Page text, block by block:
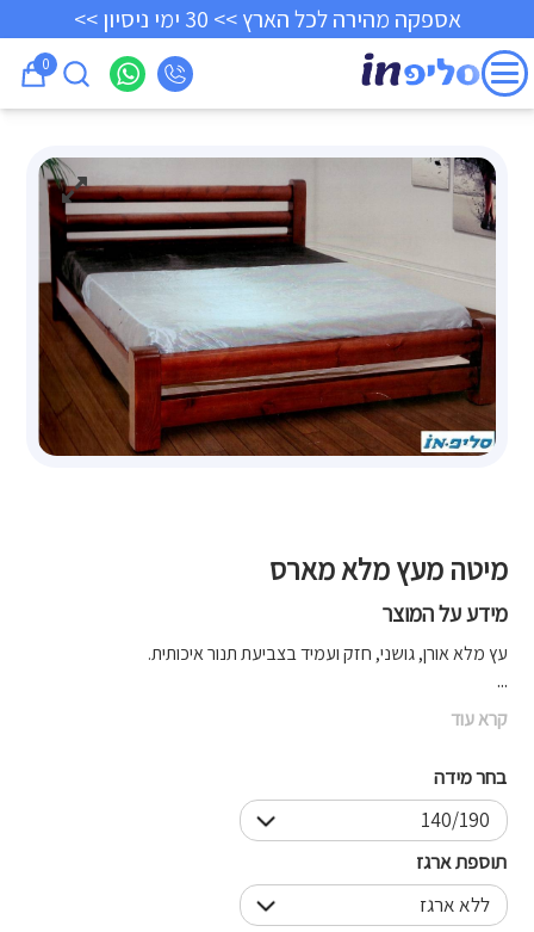
אספקה מהירה לכל הארץ >> 30 ימי ניסיון >>
0
מיטה מעץ מלא מארס
מידע על המוצר
עץ מלא אורן, גושני, חזק ועמיד בצביעת תנור איכותית.
...
קרא עוד
בחר מידה
תוספת ארגז